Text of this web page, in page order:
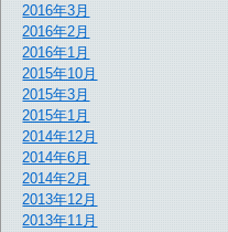
2016年3月
2016年2月
2016年1月
2015年10月
2015年3月
2015年1月
2014年12月
2014年6月
2014年2月
2013年12月
2013年11月